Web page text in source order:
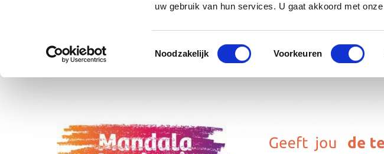
uw gebruik van hun services. U gaat akkoord met
Toestemmingsselectie
Noodzakelijk Voorkeuren